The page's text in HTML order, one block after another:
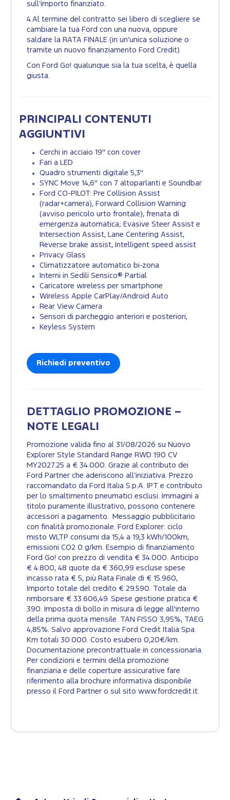
sull’importo finanziato.
4.Al termine del contratto sei libero di scegliere se
cambiare la tua Ford con una nuova, oppure
saldare la RATA FINALE (in un’unica soluzione o
tramite un nuovo finanziamento Ford Credit)
Con Ford Go! qualunque sia la tua scelta, è quella
giusta.
PRINCIPALI CONTENUTI
AGGIUNTIVI
Cerchi in acciaio 19" con cover
Fari a LED
Quadro strumenti digitale 5,3"
SYNC Move 14,6" con 7 altoparlanti e Soundbar
Ford CO-PILOT: Pre Collision Assist
(radar+camera), Forward Collision Warning
(avviso pericolo urto frontale), frenata di
emergenza automatica; Evasive Steer Assist e
Intersection Assist, Lane Centering Assist,
Reverse brake assist, Intelligent speed assist
Privacy Glass
Climatizzatore automatico bi-zona
Interni in Sedili Sensico® Partial
Caricatore wireless per smartphone
Wireless Apple CarPlay/Android Auto
Rear View Camera
Sensori di parcheggio anteriori e posteriori,
Keyless System
Richiedi preventivo
DETTAGLIO PROMOZIONE –
NOTE LEGALI
Promozione valida fino al 31/08/2026 su Nuovo
Explorer Style Standard Range RWD 190 CV
MY2027.25 a € 34.000. Grazie al contributo dei
Ford Partner che aderiscono all’iniziativa. Prezzo
raccomandato da Ford Italia S.p.A. IPT e contributo
per lo smaltimento pneumatici esclusi. Immagini a
titolo puramente illustrativo, possono contenere
accessori a pagamento. Messaggio pubblicitario
con finalità promozionale. Ford Explorer: ciclo
misto WLTP consumi da 15,4 a 19,3 kWh/100km,
emissioni CO2 0 g/km. Esempio di finanziamento
Ford Go! con prezzo di vendita € 34.000. Anticipo
€ 4.800, 48 quote da € 360,99 escluse spese
incasso rata € 5, più Rata Finale di € 15.960,
Importo totale del credito € 29.590. Totale da
rimborsare € 33.606,49. Spese gestione pratica €
390. Imposta di bollo in misura di legge all'interno
della prima quota mensile. TAN FISSO 3,95%, TAEG
4,85%. Salvo approvazione Ford Credit Italia Spa.
Km totali 30.000. Costo esubero 0,20€/km.
Documentazione precontrattuale in concessionaria.
Per condizioni e termini della promozione
finanziaria e delle coperture assicurative fare
riferimento alla brochure informativa disponibile
presso il Ford Partner o sul sito www.fordcredit.it.